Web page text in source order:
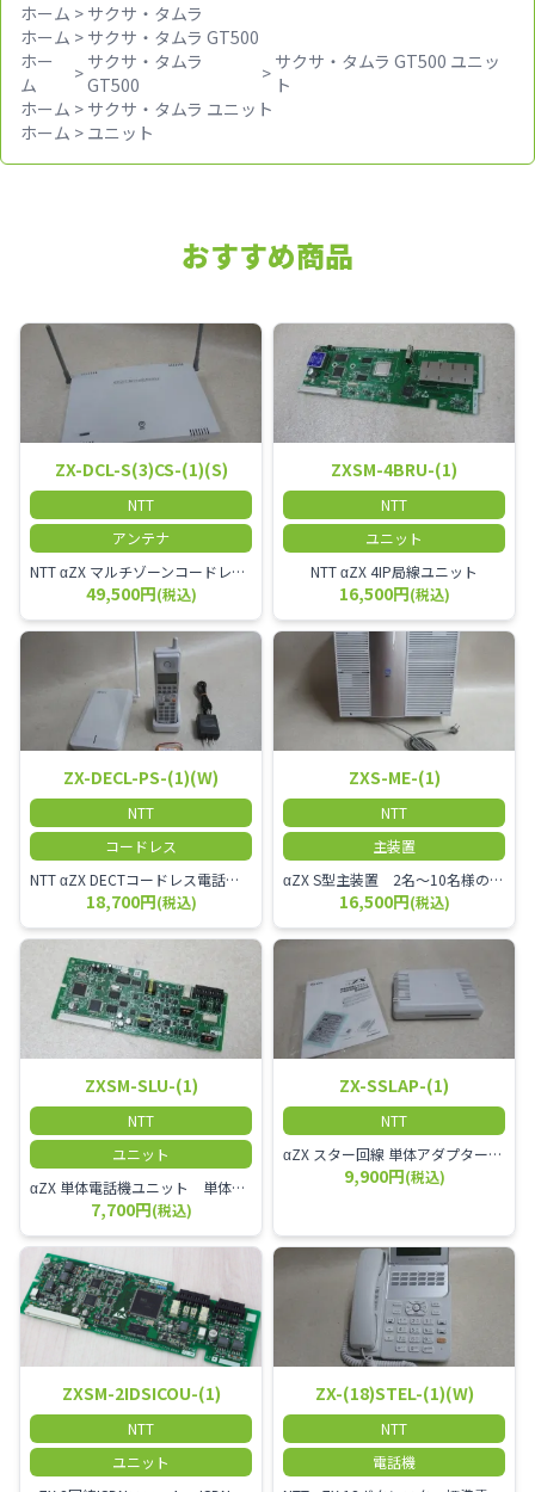
ホーム > サクサ・タムラ
ホーム > サクサ・タムラ GT500
ホー
ム
> サクサ・タムラ
GT500
> サクサ・タムラ GT500 ユニッ
ト
ホーム > サクサ・タムラ ユニット
ホーム > ユニット
おすすめ商品
ZX-DCL-S(3)CS-(1)(S)
NTT
アンテナ
NTT αZX マルチゾーンコードレススター増設アンテナ
49,500円(税込)
ZXSM-4BRU-(1)
NTT
ユニット
NTT αZX 4IP局線ユニット
16,500円(税込)
ZX-DECL-PS-(1)(W)
NTT
コードレス
NTT αZX DECTコードレス電話機 電波方式がDECTで、 防水機能（IPX4:あらゆる方向からの水の飛まつを受けても有害な影響を受けない。)を備えた 接続装置と子機の一対シングルゾーンコードレスです。
18,700円(税込)
ZXS-ME-(1)
NTT
主装置
αZX S型主装置 2名～10名様のオフィスに適しております。
16,500円(税込)
ZXSM-SLU-(1)
NTT
ユニット
αZX 単体電話機ユニット 単体電話機、複合機、ドアホン等、 2台分収容可能にするユニット
7,700円(税込)
ZX-SSLAP-(1)
NTT
αZX スター回線 単体アダプター 受付電話機、ドアホン、FAX等を1台収容できる装置です。
9,900円(税込)
ZXSM-2IDSICOU-(1)
NTT
ユニット
ZX-(18)STEL-(1)(W)
NTT
電話機